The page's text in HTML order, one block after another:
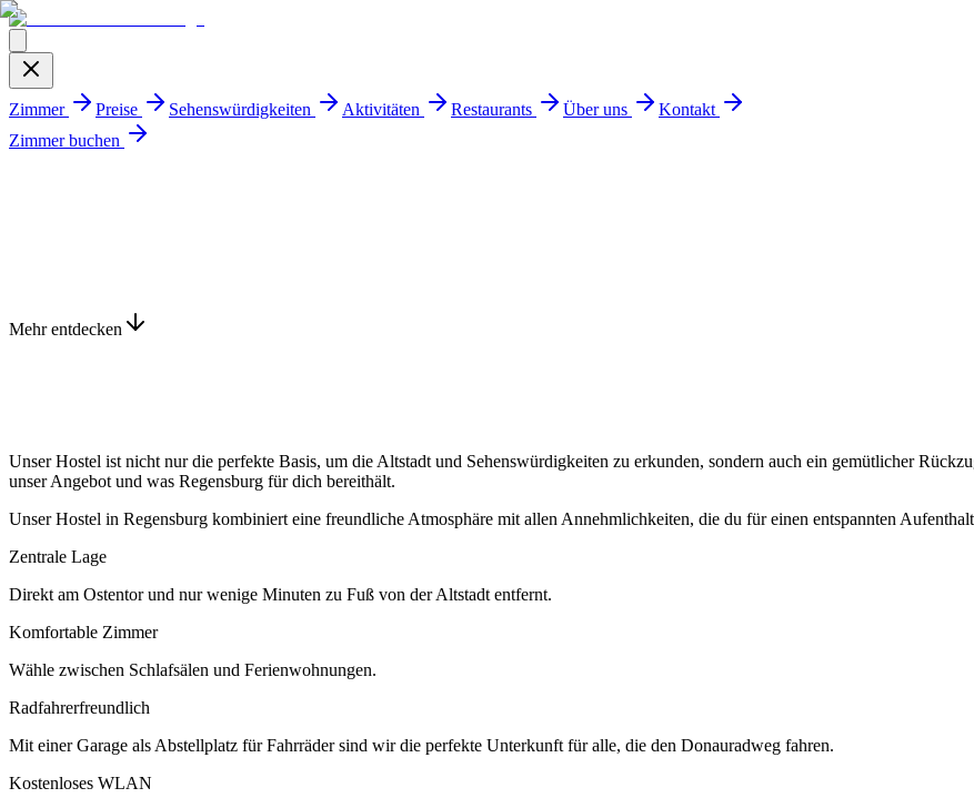
Zimmer Preise Sehenswürdigkeiten Aktivitäten Restaurants Über uns
Kontakt
Zimmer buchen
Mehr entdecken
Unser Hostel ist nicht nur die perfekte Basis, um die Altstadt und Sehenswürdigkeiten zu erkunden, sondern auch ein gemütlicher
unser Angebot und was Regensburg für dich bereithält.
Unser Hostel in Regensburg kombiniert eine freundliche Atmosphäre mit allen Annehmlichkeiten, die du für einen entspannten
Zentrale Lage
Direkt am Ostentor und nur wenige Minuten zu Fuß von der Altstadt entfernt.
Komfortable Zimmer
Wähle zwischen Schlafsälen und Ferienwohnungen.
Radfahrerfreundlich
Mit einer Garage als Abstellplatz für Fahrräder sind wir die perfekte Unterkunft für alle, die den Donauradweg fahren.
Kostenloses WLAN